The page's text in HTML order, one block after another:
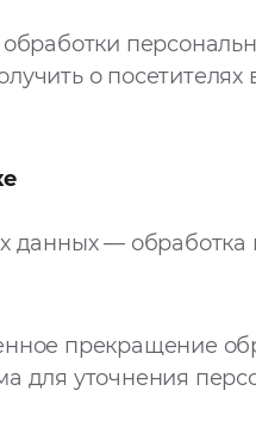
о посетителях
данных —
прекращение
для уточнения